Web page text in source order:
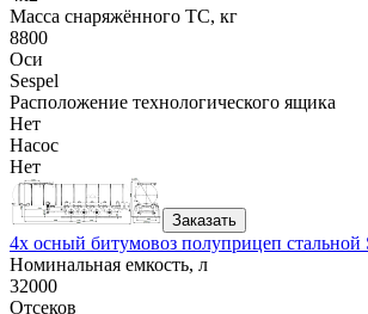
Масса снаряжённого ТС, кг
8800
Оси
Sespel
Расположение технологического ящика
Нет
Насос
Нет
Заказать
4х осный битумовоз полуприцеп стальной
Номинальная емкость, л
32000
Отсеков